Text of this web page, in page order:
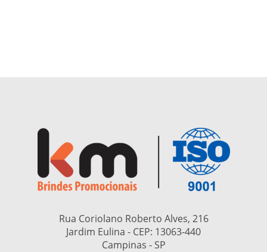
Rua Coriolano Roberto Alves, 216
Jardim Eulina - CEP: 13063-440
Campinas - SP